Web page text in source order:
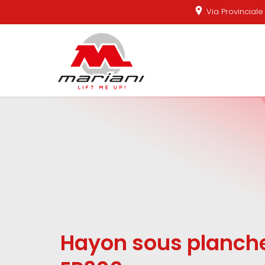
Via
Hayon sous